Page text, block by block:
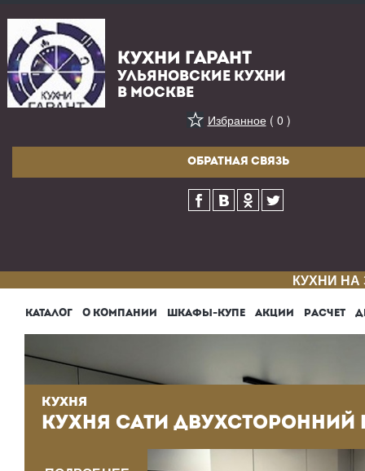
КУХНИ ГАРАНТ
УЛЬЯНОВСКИЕ КУХНИ
В МОСКВЕ
Избранное( 0 )
ОБРАТНАЯ СВЯЗЬ
КУХНИ
КАТАЛОГ О КОМПАНИИ ШКАФЫ-КУПЕ АКЦИИ РАСЧЕТ
КУХНЯ
КУХНЯ АДРИЯ 41